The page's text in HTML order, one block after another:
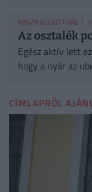
KASZA ELLIOTT-TAL |
Az osztalék
Egész aktív lett
hogy a nyár az
CÍMLAPRÓL